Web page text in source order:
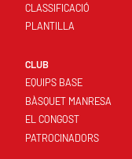
CLASSIFICACIÓ
PLANTILLA
CLUB
EQUIPS BASE
BÀSQUET MANRESA
EL CONGOST
PATROCINADORS